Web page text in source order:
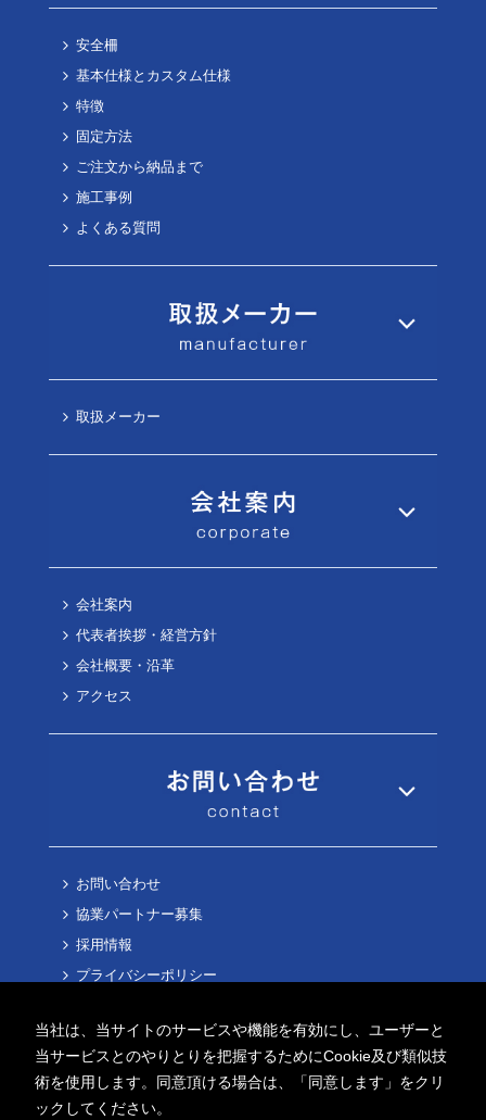
当社は、当サイトのサービスや機能を有効にし、ユーザーと
当サービスとのやりとりを把握するためにCookie及び類似技
術を使用します。同意頂ける場合は、「同意します」をクリ
ックしてください。
安全柵
基本仕様とカスタム仕様
特徴
固定方法
ご注文から納品まで
施工事例
よくある質問
取扱メーカー
会社案内
代表者挨拶・経営方針
会社概要・沿革
アクセス
お問い合わせ
協業パートナー募集
採用情報
プライバシーポリシー